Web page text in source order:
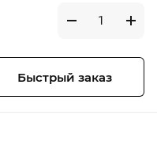
Быстрый заказ